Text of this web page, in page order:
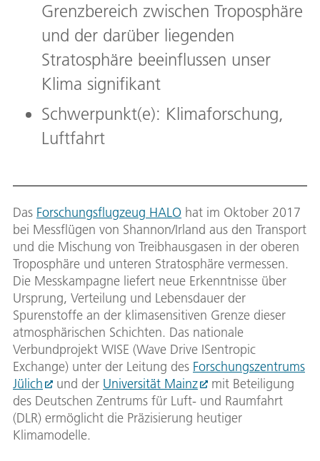
Grenzbereich zwischen Troposphäre
und der darüber liegenden
Stratosphäre beeinflussen unser
Klima signifikant
Schwerpunkt(e): Klimaforschung,
Luftfahrt
Das Forschungsflugzeug HALO hat im Oktober 2017
bei Messflügen von Shannon/Irland aus den Transport
und die Mischung von Treibhausgasen in der oberen
Troposphäre und unteren Stratosphäre vermessen.
Die Messkampagne liefert neue Erkenntnisse über
Ursprung, Verteilung und Lebensdauer der
Spurenstoffe an der klimasensitiven Grenze dieser
atmosphärischen Schichten. Das nationale
Verbundprojekt WISE (Wave Drive ISentropic
Exchange) unter der Leitung des Forschungszentrums
Jülich
und der Universität Mainz
mit Beteiligung
des Deutschen Zentrums für Luft- und Raumfahrt
(DLR) ermöglicht die Präzisierung heutiger
Klimamodelle.